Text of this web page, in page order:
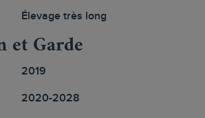
Élevage très long
et Garde
2019
2020-2028